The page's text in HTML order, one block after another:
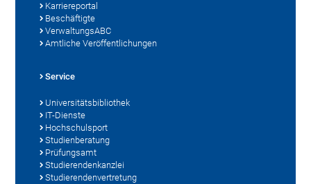
Karriereportal
Beschäftigte
VerwaltungsABC
Amtliche Veröffentlichungen
Service
Universitätsbibliothek
IT-Dienste
Hochschulsport
Studienberatung
Prüfungsamt
Studierendenkanzlei
Studierendenvertretung